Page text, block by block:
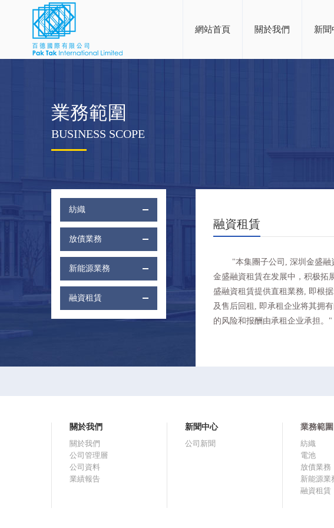
網站首頁 關於我們
新聞
業務範圍
BUSINESS SCOPE
紡織
放債業務
新能源業務
融資租 賃
融資租賃
"本集團子公司, 深圳金盛融資
金盛融資租賃在发展中，积极拓
盛融資租賃提供直租業務, 即根
及售后回租, 即承租企业将其拥
的风险和报酬由承租企业承担。"
關於我們
關於我們
公司管理層
公司資料
業績報告
新聞中心
公司新聞
業務範圍
紡織
電池
放債業務
新能源業
融資租賃